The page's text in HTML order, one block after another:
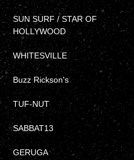
SUN SURF / STAR OF
HOLLYWOOD
WHITESVILLE
Buzz Rickson's
TUF-NUT
SABBAT13
GERUGA